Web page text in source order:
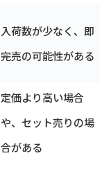
入荷数が少なく、即
完売の可能性がある
定価より高い場合
や、セット売りの場
合がある